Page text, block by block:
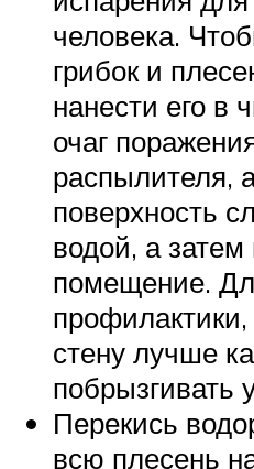
человека.
грибок и
нанести его в
очаг
распылителя,
поверхность
водой, а затем
помещение.
стену лучше
побрызгивать
Перекись
всю плесень